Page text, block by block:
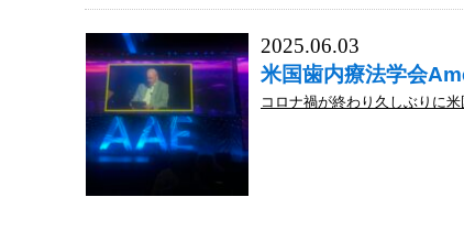
2025.06.03
米国歯内療法学会
コロナ禍が終わり久しぶりに